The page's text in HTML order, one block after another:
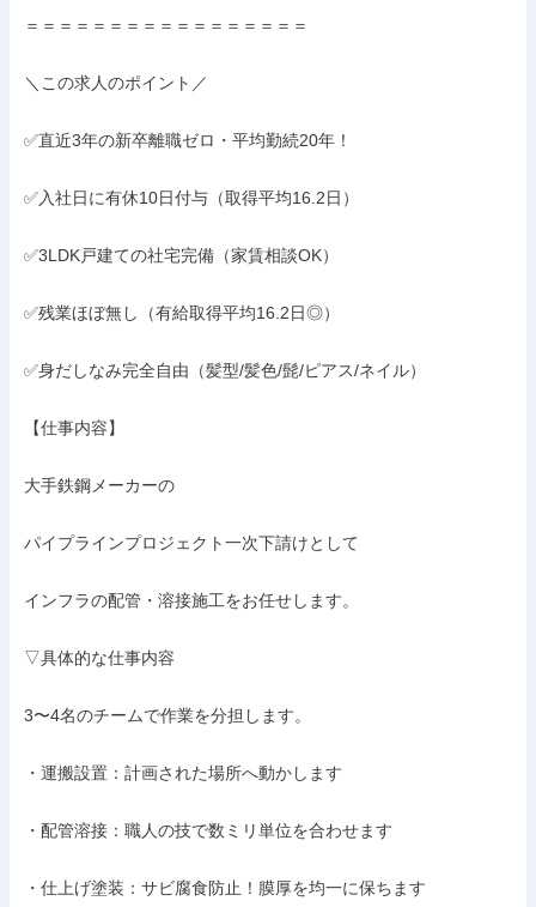
＝＝＝＝＝＝＝＝＝＝＝＝＝＝＝＝＝
＼この求人のポイント／
✅直近3年の新卒離職ゼロ・平均勤続20年！
✅入社日に有休10日付与（取得平均16.2日）
✅3LDK戸建ての社宅完備（家賃相談OK）
✅残業ほぼ無し（有給取得平均16.2日◎）
✅身だしなみ完全自由（髪型/髪色/髭/ピアス/ネイル）
【仕事内容】
大手鉄鋼メーカーの
パイプラインプロジェクト一次下請けとして
インフラの配管・溶接施工をお任せします。
▽具体的な仕事内容
3〜4名のチームで作業を分担します。
・運搬設置：計画された場所へ動かします
・配管溶接：職人の技で数ミリ単位を合わせます
・仕上げ塗装：サビ腐食防止！膜厚を均一に保ちます